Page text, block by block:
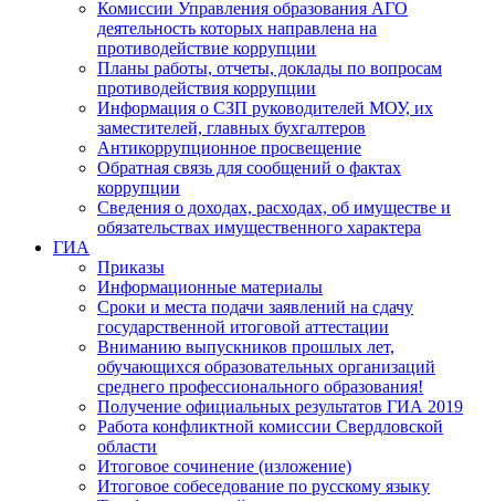
Комиссии Управления образования АГО
деятельность которых направлена на
противодействие коррупции
Планы работы, отчеты, доклады по вопросам
противодействия коррупции
Информация о СЗП руководителей МОУ, их
заместителей, главных бухгалтеров
Антикоррупционное просвещение
Обратная связь для сообщений о фактах
коррупции
Сведения о доходах, расходах, об имуществе и
обязательствах имущественного характера
ГИА
Приказы
Информационные материалы
Сроки и места подачи заявлений на сдачу
государственной итоговой аттестации
Вниманию выпускников прошлых лет,
обучающихся образовательных организаций
среднего профессионального образования!
Получение официальных результатов ГИА 2019
Работа конфликтной комиссии Свердловской
области
Итоговое сочинение (изложение)
Итоговое собеседование по русскому языку